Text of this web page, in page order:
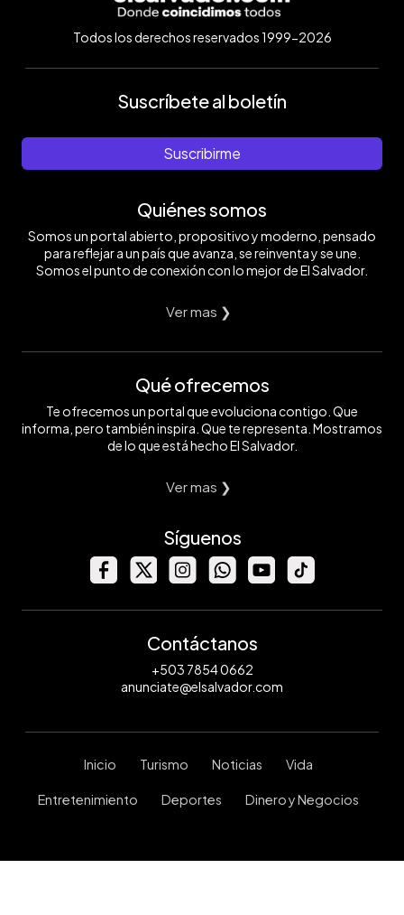
Todos los derechos reservados 1999-2026
Suscríbete al boletín
Suscribirme
Quiénes somos
Somos un portal abierto, propositivo y moderno, pensado
para reflejar a un país que avanza, se reinventa y se une.
Somos el punto de conexión con lo mejor de El Salvador.
Ver mas ❯
Qué ofrecemos
Te ofrecemos un portal que evoluciona contigo. Que
informa, pero también inspira. Que te representa. Mostramos
de lo que está hecho El Salvador.
Ver mas ❯
Síguenos
Contáctanos
+503 7854 0662
anunciate@elsalvador.com
Inicio Turismo Noticias Vida
Entretenimiento Deportes Dinero y Negocios